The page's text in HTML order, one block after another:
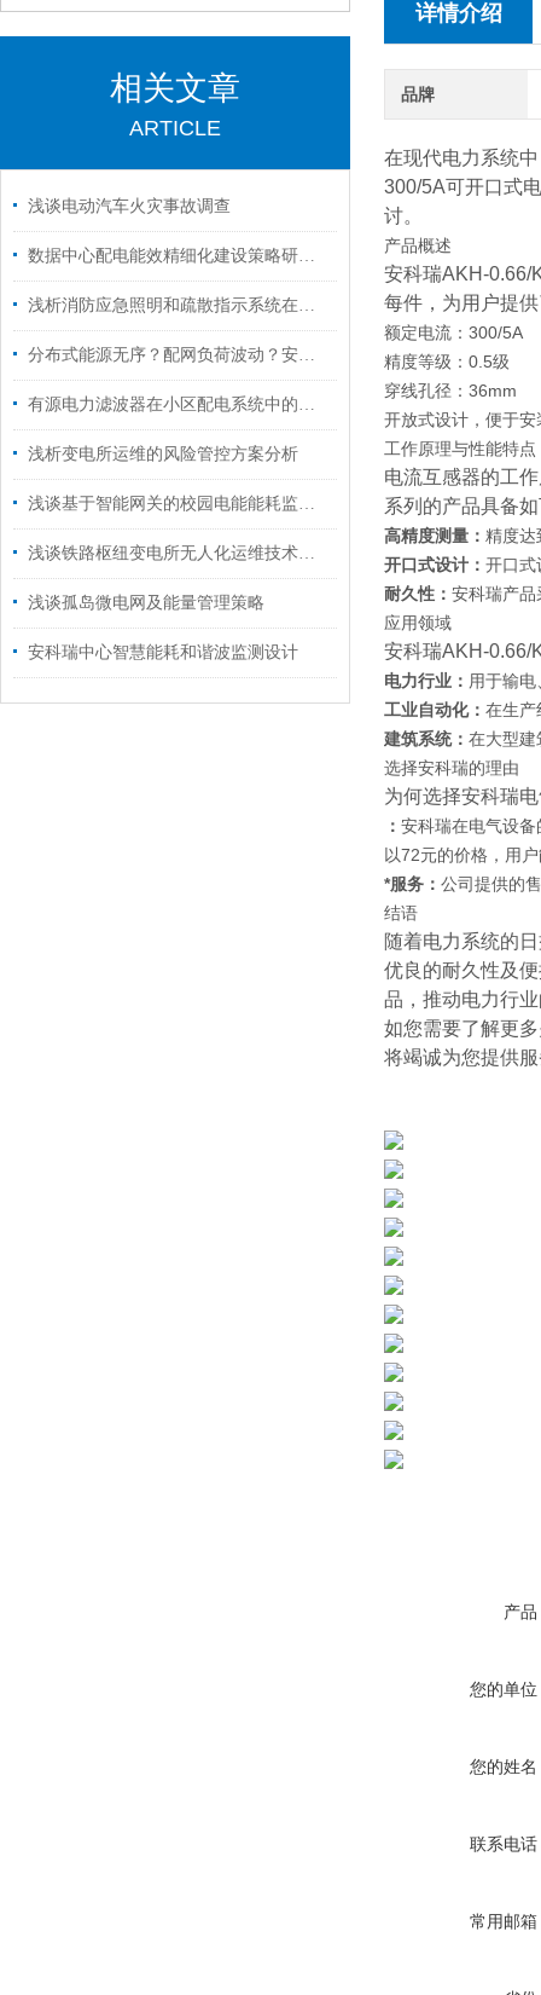
相关文章
ARTICLE
浅谈电动汽车火灾事故调查
数据中心配电能效精细化建设策略研究与趋势分析
浅析消防应急照明和疏散指示系统在项目工程中应用和选型
分布式能源无序？配网负荷波动？安科瑞智慧方案让新型电力网管理无忧！
有源电力滤波器在小区配电系统中的应用与选型
浅析变电所运维的风险管控方案分析
浅谈基于智能网关的校园电能能耗监测系统设计与应用
浅谈铁路枢纽变电所无人化运维技术研究与应用
浅谈孤岛微电网及能量管理策略
安科瑞中心智慧能耗和谐波监测设计
详情介绍
品牌
在现代电力系统
300/5A可开口式
讨。
产品概述
安科瑞AKH-0.66/
每件，为用户提
额定电流：300/5A
精度等级：0.5级
穿线孔径：36mm
开放式设计，便于安
工作原理与性能特点
电流互感器的工
系列的产品具备
高精度测量： 精度达
开口式设计： 开口式
耐久性： 安科瑞产品
应用领域
安科瑞AKH-0.66/
电力行业： 用于输
工业自动化： 在生产
建筑系统： 在大型建
选择安科瑞的理由
为何选择安科瑞
： 安科瑞在电气设
以72元的价格，用
*服务： 公司提供的
结语
随着电力系统的
优良的耐久性及
品，推动电力行
如您需要了解更
将竭诚为您提供
产品
您的单位
您的姓名
联系电话
常用邮箱